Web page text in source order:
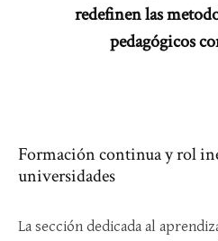
redefinen las
pedagógicos
Formación continua y rol
universidades
La sección dedicada al